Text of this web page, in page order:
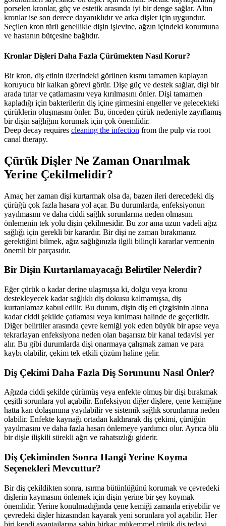
porselen kronlar, güç ve estetik arasında iyi bir denge sağlar. Altın
kronlar ise son derece dayanıklıdır ve arka dişler için uygundur.
Seçilen kron türü genellikle dişin işlevine, ağzın içindeki konumuna
ve hastanın bütçesine bağlıdır.
Kronlar Dişleri Daha Fazla Çürümekten Nasıl Korur?
Bir kron, diş etinin üzerindeki görünen kısmı tamamen kaplayan
koruyucu bir kalkan görevi görür. Dişe güç ve destek sağlar, dişi bir
arada tutar ve çatlamasını veya kırılmasını önler. Dişi tamamen
kapladığı için bakterilerin diş içine girmesini engeller ve gelecekteki
çürüklerin oluşmasını önler. Bu, önceden çürük nedeniyle zayıflamış
bir dişin sağlığını korumak için çok önemlidir.
Deep decay requires cleaning the infection from the pulp via root
canal therapy.
Çürük Dişler Ne Zaman Onarılmak
Yerine Çekilmelidir?
Amaç her zaman dişi kurtarmak olsa da, bazen ileri derecedeki diş
çürüğü çok fazla hasara yol açar. Bu durumlarda, enfeksiyonun
yayılmasını ve daha ciddi sağlık sorunlarına neden olmasını
önlemenin tek yolu dişin çekilmesidir. Bu zor ama uzun vadeli ağız
sağlığı için gerekli bir karardır. Bir dişi ne zaman bırakmanız
gerektiğini bilmek, ağız sağlığınızla ilgili bilinçli kararlar vermenin
önemli bir parçasıdır.
Bir Dişin Kurtarılamayacağı Belirtiler Nelerdir?
Eğer çürük o kadar derine ulaşmışsa ki, dolgu veya kronu
destekleyecek kadar sağlıklı diş dokusu kalmamışsa, diş
kurtarılamaz kabul edilir. Bu durum, dişin diş eti çizgisinin altına
kadar ciddi şekilde çatlaması veya kırılması halinde de geçerlidir.
Diğer belirtiler arasında çevre kemiği yok eden büyük bir apse veya
tekrarlayan enfeksiyona neden olan başarısız bir kanal tedavisi yer
alır. Bu gibi durumlarda dişi onarmaya çalışmak zaman ve para
kaybı olabilir, çekim tek etkili çözüm haline gelir.
Diş Çekimi Daha Fazla Diş Sorununu Nasıl Önler?
Ağızda ciddi şekilde çürümüş veya enfekte olmuş bir dişi bırakmak
çeşitli sorunlara yol açabilir. Enfeksiyon diğer dişlere, çene kemiğine
hatta kan dolaşımına yayılabilir ve sistemik sağlık sorunlarına neden
olabilir. Enfekte kaynağı ortadan kaldırarak diş çekimi, çürüğün
yayılmasını ve daha fazla hasarı önlemeye yardımcı olur. Ayrıca ölü
bir dişle ilişkili sürekli ağrı ve rahatsızlığı giderir.
Diş Çekiminden Sonra Hangi Yerine Koyma
Seçenekleri Mevcuttur?
Bir diş çekildikten sonra, ısırma bütünlüğünü korumak ve çevredeki
dişlerin kaymasını önlemek için dişin yerine bir şey koymak
önemlidir. Yerine konulmadığında çene kemiği zamanla eriyebilir ve
çevredeki dişler hizasından kayarak yeni sorunlara yol açabilir. Her
biri kendi avantajlarına sahip birkaç mükemmel çürük diş tedavi